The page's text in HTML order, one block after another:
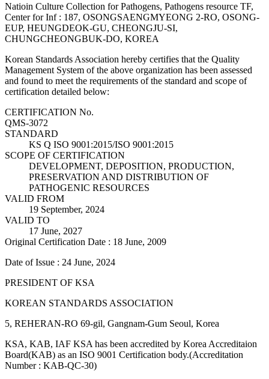
Natioin Culture Collection for Pathogens, Pathogens resource TF,
Center for Inf : 187, OSONGSAENGMYEONG 2-RO, OSONG-
EUP, HEUNGDEOK-GU, CHEONGJU-SI,
CHUNGCHEONGBUK-DO, KOREA
Korean Standards Association hereby certifies that the Quality
Management System of the above organization has been assessed
and found to meet the requirements of the standard and scope of
certification detailed below:
CERTIFICATION No.
QMS-3072
STANDARD
KS Q ISO 9001:2015/ISO 9001:2015
SCOPE OF CERTIFICATION
DEVELOPMENT, DEPOSITION, PRODUCTION,
PRESERVATION AND DISTRIBUTION OF
PATHOGENIC RESOURCES
VALID FROM
19 September, 2024
VALID TO
17 June, 2027
Original Certification Date : 18 June, 2009
Date of Issue : 24 June, 2024
PRESIDENT OF KSA
KOREAN STANDARDS ASSOCIATION
5, REHERAN-RO 69-gil, Gangnam-Gum Seoul, Korea
KSA, KAB, IAF KSA has been accredited by Korea Accreditaion
Board(KAB) as an ISO 9001 Certification body.(Accreditation
Number : KAB-QC-30)